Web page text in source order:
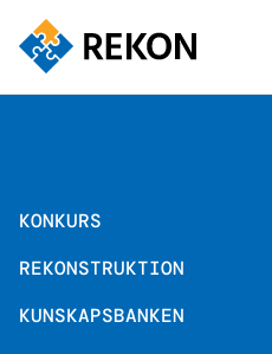
REKONSTRUKTION
KONKURS
REKONSTRUKTION
KUNSKAPSBANKEN